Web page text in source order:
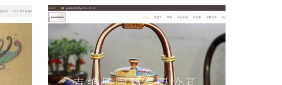
吉維尼陶藝有限公司 陶瓷彩繪藝術家曾麗芬官方網站